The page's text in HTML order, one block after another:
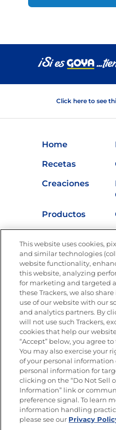
Click here to see
Home
Recetas
Creaciones
Productos
Nutrición
Únete a La
Recibe Nuevas
Email(Obligatorio)
SÍGUENOS EN
This website uses cookies,
and similar technologies
website functionality,
this website, analyzing
for marketing and targeted
these Trackers, we also
use of our website with our
and analytics partners. By
will not use such Trackers,
cookies that help our
“Accept” below, you agree
You may also exercise your
of your personal information
personal information for
clicking on the “Do Not Sell
Information” link or
preference signal. To learn
information handling
please see our Privacy